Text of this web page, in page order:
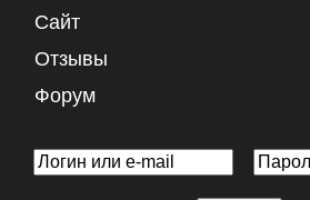
Сайт
Отзывы
Форум